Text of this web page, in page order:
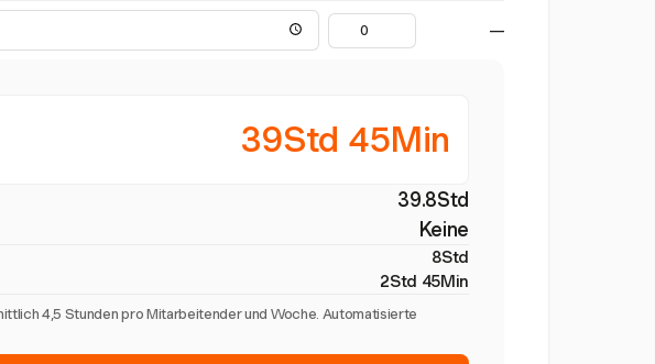
—
39Std 45Min
39.8Std
Keine
8Std
2Std 45Min
4,5 Stunden pro Mitarbeitender und Woche. Automatisierte